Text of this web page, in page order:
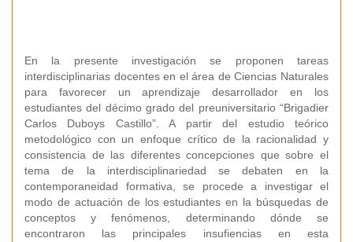
En la presente investigación se proponen tareas
interdisciplinarias docentes en el área de Ciencias Naturales
para favorecer un aprendizaje desarrollador en los
estudiantes del décimo grado del preuniversitario “Brigadier
Carlos Duboys Castillo”. A partir del estudio teórico
metodológico con un enfoque crítico de la racionalidad y
consistencia de las diferentes concepciones que sobre el
tema de la interdisciplinariedad se debaten en la
contemporaneidad formativa, se procede a investigar el
modo de actuación de los estudiantes en la búsquedas de
conceptos y fenómenos, determinando dónde se
encontraron las principales insufiencias en esta